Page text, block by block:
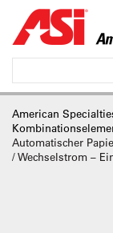
American
Automatischer
/ Wechselstrom –